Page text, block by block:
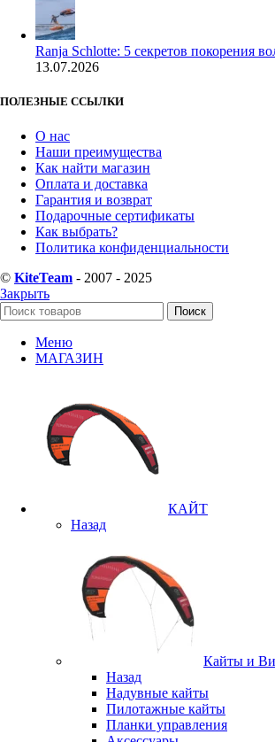
Ranja Schlotte: 5 секретов покорения
13.07.2026
ПОЛЕЗНЫЕ ССЫЛКИ
О нас
Наши преимущества
Как найти магазин
Оплата и доставка
Гарантия и возврат
Подарочные сертификаты
Как выбрать?
Политика конфиденциальности
© KiteTeam - 2007 - 2025
Закрыть
Поиск
Меню
МАГАЗИН
КАЙТ
Назад
Кайты и
Назад
Надувные кайты
Пилотажные кайты
Планки управления